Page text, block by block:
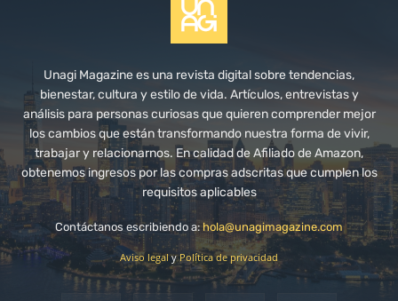
Unagi Magazine es una revista digital sobre tendencias,
bienestar, cultura y estilo de vida. Artículos, entrevistas y
análisis para personas curiosas que quieren comprender mejor
los cambios que están transformando nuestra forma de vivir,
trabajar y relacionarnos. En calidad de Afiliado de Amazon,
obtenemos ingresos por las compras adscritas que cumplen los
requisitos aplicables
Contáctanos escribiendo a:hola@unagimagazine.com
Aviso legalyPolítica de privacidad